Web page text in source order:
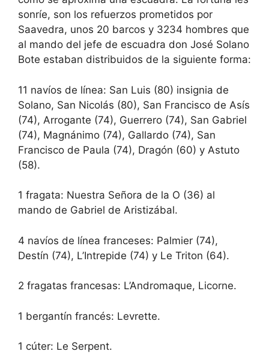
sonríe, son los refuerzos prometidos por
Saavedra, unos 20 barcos y 3234 hombres que
al mando del jefe de escuadra don José Solano
Bote estaban distribuidos de la siguiente forma:
11 navíos de línea: San Luis (80) insignia de
Solano, San Nicolás (80), San Francisco de Asís
(74), Arrogante (74), Guerrero (74), San Gabriel
(74), Magnánimo (74), Gallardo (74), San
Francisco de Paula (74), Dragón (60) y Astuto
(58).
1 fragata: Nuestra Señora de la O (36) al
mando de Gabriel de Aristizábal.
4 navíos de línea franceses: Palmier (74),
Destín (74), L’Intrepide (74) y Le Triton (64).
2 fragatas francesas: L’Andromaque, Licorne.
1 bergantín francés: Levrette.
1 cúter: Le Serpent.